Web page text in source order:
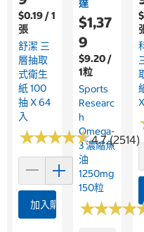
$0.19 / 1
張
舒潔 三
層抽取
式衛生
紙 100
抽 X 64
入
★★★★★
★★★★★4.7 (2514)
加入購物車
達
$1,37
9
$9.20 /
1粒
Sports
Researc
H
Omega-
3 濃縮魚
油
1250mg
150粒
★★★★
★★★★